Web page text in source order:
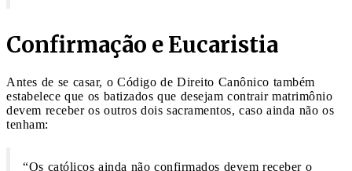
Confirmação e Eucaristia
Antes de se casar, o Código de Direito Canônico também
estabelece que os batizados que desejam contrair matrimônio
devem receber os outros dois sacramentos, caso ainda não os
tenham:
“Os católicos ainda não confirmados devem receber o